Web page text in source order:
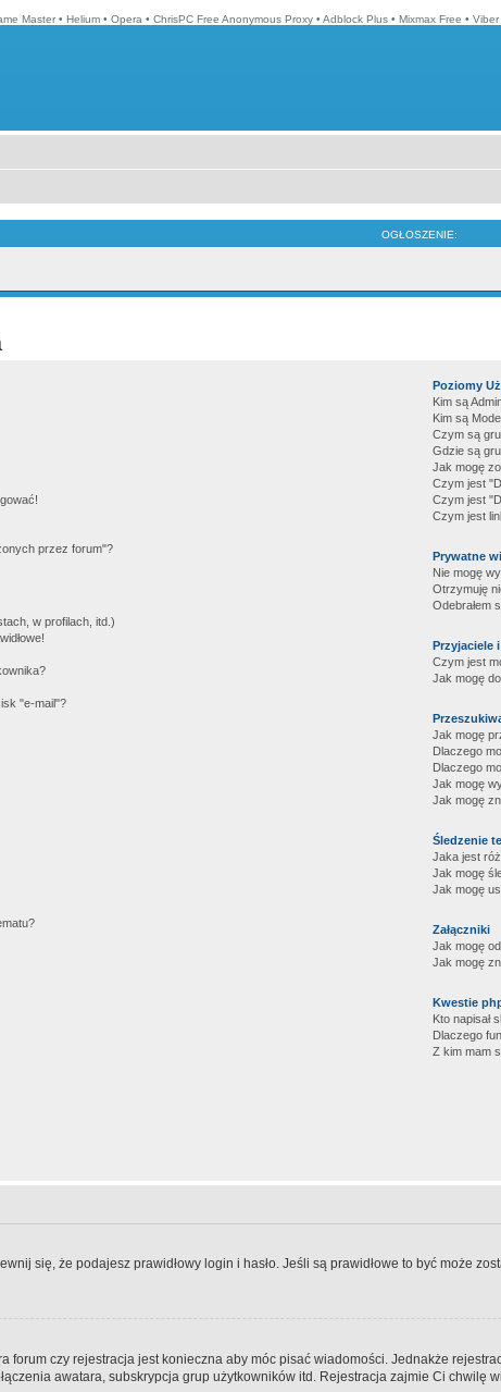
Master • Helium • Opera • ChrisPC Free Anonymous Proxy • Adblock Plus • Mixmax Free • Viber
OGŁOSZENIE:
przez forum"?
w profilach, itd.)
"e-mail"?
Poziomy
Kim są
Kim są
Czym są
Gdzie są
Jak mogę
Czym jest
Czym jest
Czym jest
Prywatne
Nie mogę
Otrzymuję
Odebrałem
Przyjaciele
Czym jest
Jak mogę
Jak mogę
Dlaczego
Dlaczego
Jak mogę
Jak mogę
Śledzenie
Jaka jest
Jak mogę
Jak mogę
Załączniki
Jak mogę
Jak mogę
Kwestie
Kto napisał
Dlaczego
Z kim mam
się, że podajesz prawidłowy login i hasło. Jeśli są prawidłowe to być może
forum czy rejestracja jest konieczna aby móc pisać wiadomości. Jednakże
awatara, subskrypcja grup użytkowników itd. Rejestracja zajmie Ci chwilę